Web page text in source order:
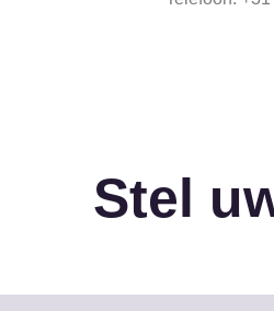
Stel